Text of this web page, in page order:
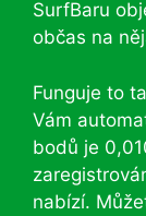
SurfBaru
občas na
Funguje to
Vám
bodů je
nabízí.